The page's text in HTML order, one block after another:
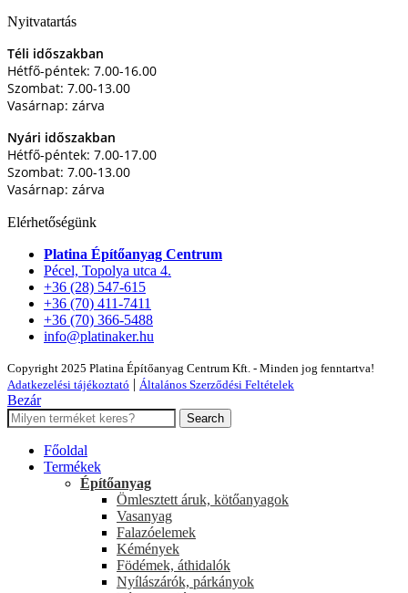
Nyitvatartás
Téli időszakban
Hétfő-péntek: 7.00-16.00
Szombat: 7.00-13.00
Vasárnap: zárva
Nyári időszakban
Hétfő-péntek: 7.00-17.00
Szombat: 7.00-13.00
Vasárnap: zárva
Elérhetőségünk
Platina Építőanyag Centrum
Pécel, Topolya utca 4.
+36 (28) 547-615
+36 (70) 411-7411
+36 (70) 366-5488
info@platinaker.hu
Copyright 2025 Platina Építőanyag Centrum Kft. - Minden jog fenntartva!
Adatkezelési tájékoztató | Általános Szerződési Feltételek
Bezár
Search
Főoldal
Termékek
Építőanyag
Ömlesztett áruk, kötőanyagok
Vasanyag
Falazóelemek
Kémények
Födémek, áthidalók
Nyílászárók, párkányok